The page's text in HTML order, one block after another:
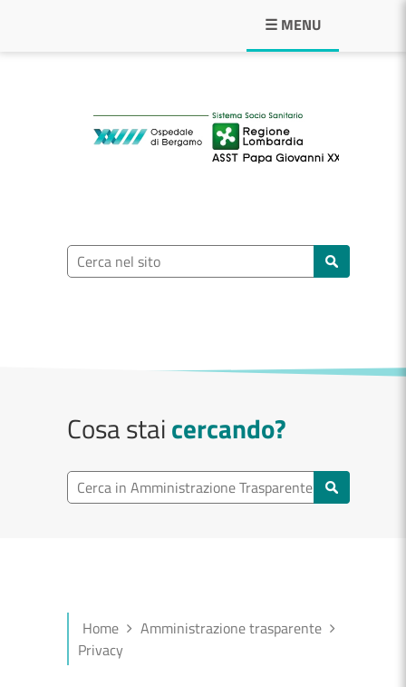
☰ MENU
ASST Papa
Ricerca nel sito
Cosa staicercando?
Home
Amministrazione trasparente
Privacy